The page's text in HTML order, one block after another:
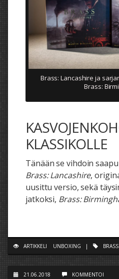
Brass: Lancashire ja
Brass:
KLASSIKOLLE
Tänään se vihdoin
Brass: Lancashire,
uusittu versio, sekä
jatkoksi, Brass:
ARTIKKELI UNBOXING |
21.06.2018 KOMMENTOI